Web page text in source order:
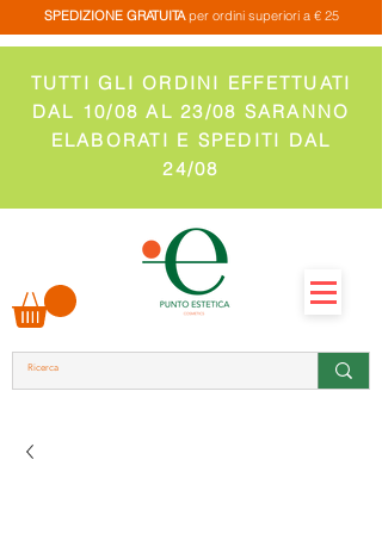
SPEDIZIONE GRATUITAper ordini superiori a € 25
TUTTI GLI ORDINI EFFETTUATI
DAL 10/08 AL 23/08 SARANNO
ELABORATI E SPEDITI DAL
24/08